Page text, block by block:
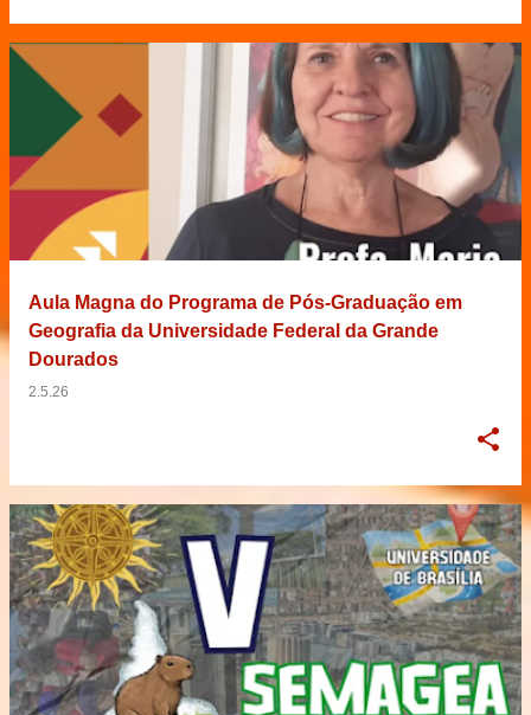
Aula Magna do Programa de Pós-Graduação em
Geografia da Universidade Federal da Grande
Dourados
2.5.26